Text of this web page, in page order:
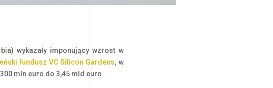
wykazały imponujący wzrost w
fundusz VC Silicon Gardens, w
mln euro do 3,45 mld euro.